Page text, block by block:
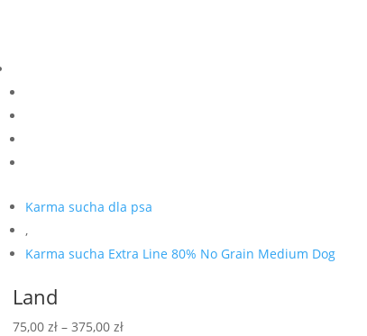
Karma sucha dla psa
,
Karma sucha Extra Line 80% No Grain Medium Dog
Land
75,00 zł – 375,00 złZakres